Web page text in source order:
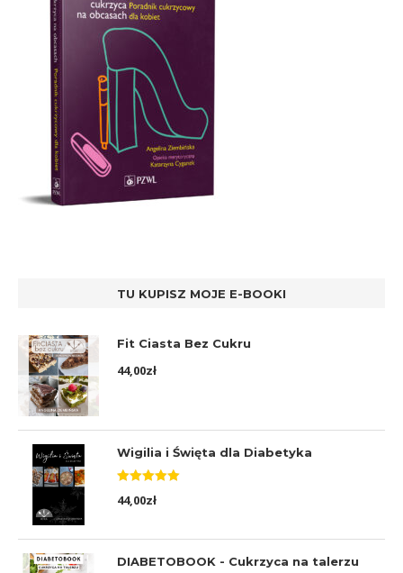
TU KUPISZ MOJE E-BOOKI
Fit Ciasta Bez Cukru
44,00zł
Wigilia i Święta dla Diabetyka
5.00na 5
44,00zł
DIABETOBOOK - Cukrzyca na talerzu